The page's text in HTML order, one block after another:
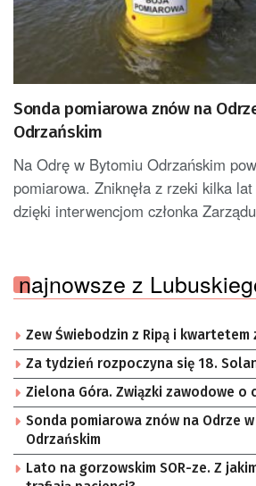
Sonda pomiarowa znów na
Odrzańskim
Na Odrę w Bytomiu Odrzańskim
pomiarowa. Zniknęła z rzeki kilka
dzięki interwencjom członka
najnowsze z
Zew Świebodzin z Ripą i kwartetem
Za tydzień rozpoczyna się 18.
Zielona Góra. Związki zawodowe o
Sonda pomiarowa znów na Odrze
Odrzańskim
Lato na gorzowskim SOR-ze. Z